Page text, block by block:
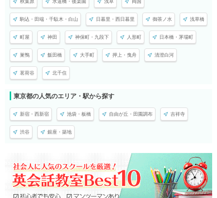
駒込・田端・千駄木・白山 日暮里・西日暮里 御茶ノ水 浅草橋
町屋 神田 神保町・九段下 人形町 日本橋・茅場町
巣鴨 飯田橋 大手町 押上・曳舟 清澄白河
茗荷谷 北千住
東京都の人気のエリア・駅から探す
新宿・西新宿 池袋・板橋 自由が丘・田園調布 吉祥寺
渋谷 銀座・築地